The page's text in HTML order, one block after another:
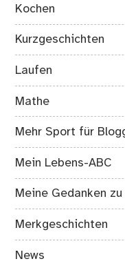
Kochen
Kurzgeschichten
Laufen
Mathe
Mehr Sport für
Mein Lebens-ABC
Meine Gedanken zu
Merkgeschichten
News